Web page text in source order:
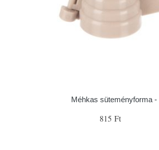
Méhkas süteményforma -
815 Ft